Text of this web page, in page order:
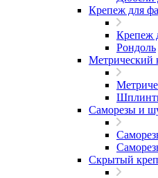
Крепеж для
Крепеж
Рондоль
Метрический
Саморезы и
Скрытый